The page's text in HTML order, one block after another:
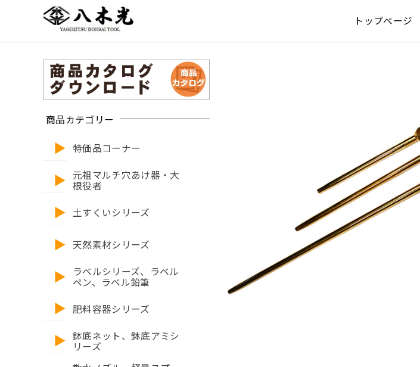
トップページ
商品カテゴリー
特価品コーナー
元祖マルチ穴あけ器・大
根役者
土すくいシリーズ
天然素材シリーズ
ラベルシリーズ、ラベル
ペン、ラベル鉛筆
肥料容器シリーズ
鉢底ネット、鉢底アミシ
リーズ